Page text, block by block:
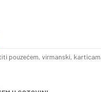
pouzećem, virmanski,